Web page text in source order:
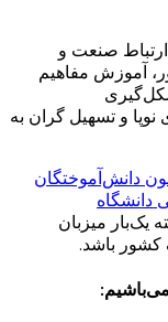
صنعت و
آموزش مفاهیم
و تسهیل گران به
دانش‌آموختگان
دانشگاه
یک‌بار میزبان
کشور باشد.
می‌باشیم: